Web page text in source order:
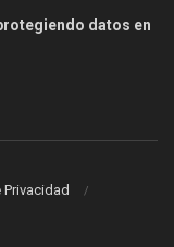
datos en